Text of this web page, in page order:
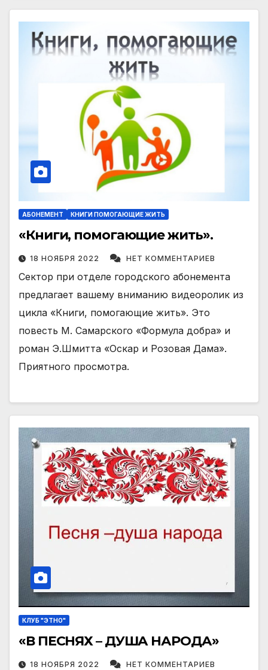
АБОНЕМЕНТ КНИГИ ПОМОГАЮЩИЕ ЖИТЬ
«Книги, помогающие жить».
18 НОЯБРЯ 2022 НЕТ КОММЕНТАРИЕВ
Сектор при отделе городского абонемента
предлагает вашему вниманию видеоролик из
цикла «Книги, помогающие жить». Это
повесть М. Самарского «Формула добра» и
роман Э.Шмитта «Оскар и Розовая Дама».
Приятного просмотра.
КЛУБ "ЭТНО"
«В ПЕСНЯХ – ДУША НАРОДА»
18 НОЯБРЯ 2022 НЕТ КОММЕНТАРИЕВ